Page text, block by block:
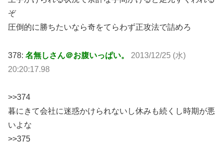
ぞ
圧倒的に勝ちたいなら奇をてらわず正攻法で詰めろ
378: 名無しさん＠お腹いっぱい。 2013/12/25 (水)
20:20:17.98
>>374
暮にきて会社に迷惑かけられないし休みも続くし時期が悪
いよな
>>375